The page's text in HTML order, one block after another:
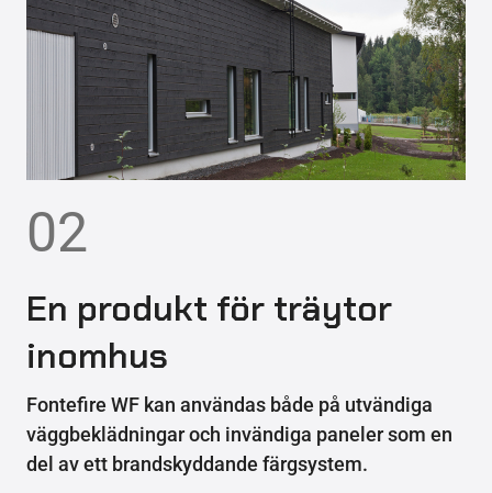
02
En produkt för träytor
inomhus
Fontefire WF kan användas både på utvändiga
väggbeklädningar och invändiga paneler som en
del av ett brandskyddande färgsystem.